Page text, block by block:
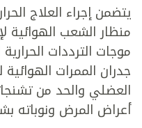
يتضمن إجراء العلاج
منظار الشعب
موجات الترددات
جدران الممرات
العضلي والحد من
أعراض المرض ونوباته